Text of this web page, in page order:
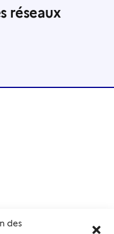
des
réseaux
et à l’intégration